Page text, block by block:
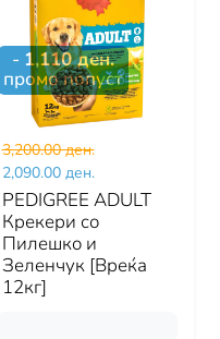
- 1,110ден.
промо попуст
3,200.00 ден.
2,090.00 ден.
PEDIGREE ADULT
Крекери со
Пилешко и
Зеленчук [Вреќа
12кг]